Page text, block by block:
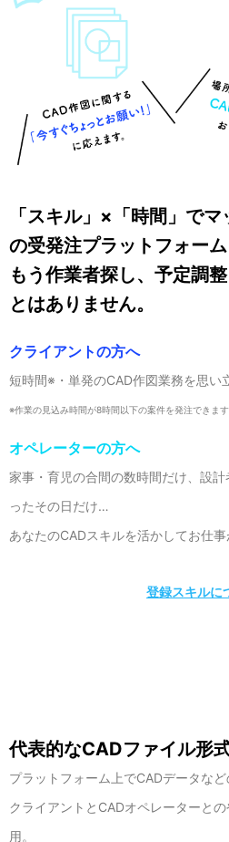
「スキル」×「時間」で
の受発注プラットフォーム
もう作業者探し、予定調
とはありません。
クライアントの方へ
短時間※・単発のCAD作図業務を思い
※作業の見込み時間が8時間以下の案件を発注できます
オペレーターの方へ
家事・育児の合間の数時間だけ、設
ったその日だけ…
あなたのCADスキルを活かしてお仕事
登録スキルに
代表的なCADファイル形式
プラットフォーム上でCADデータなど
クライアントとCADオペレーターと
用。